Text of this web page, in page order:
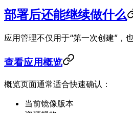
部署后还能继续做什么
应用管理不仅用于“第一次创建”，
查看应用概览
概览页面通常适合快速确认：
当前镜像版本